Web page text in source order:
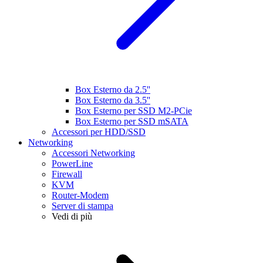
Box Esterno da 2.5''
Box Esterno da 3.5''
Box Esterno per SSD M2-PCie
Box Esterno per SSD mSATA
Accessori per HDD/SSD
Networking
Accessori Networking
PowerLine
Firewall
KVM
Router-Modem
Server di stampa
Vedi di più